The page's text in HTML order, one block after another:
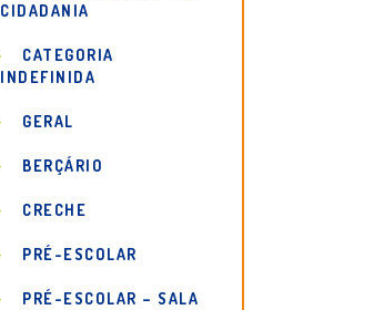
CIDADANIA
CATEGORIA
INDEFINIDA
GERAL
BERÇÁRIO
CRECHE
PRÉ-ESCOLAR
PRÉ-ESCOLAR – SALA